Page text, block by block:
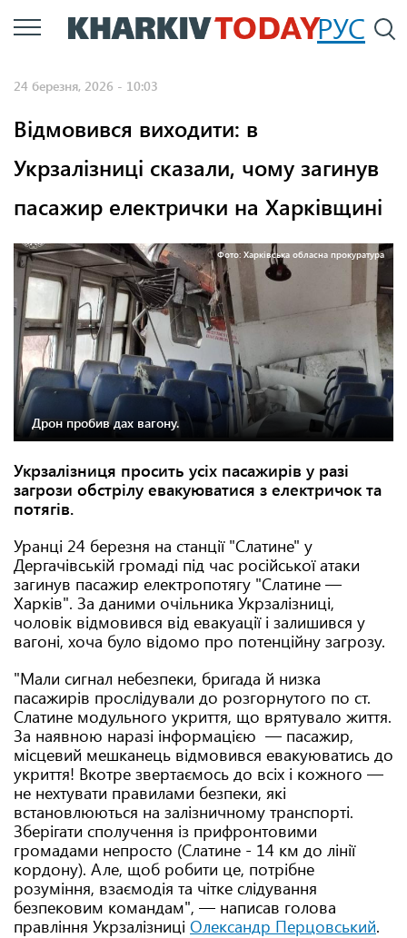
Перейти
до
РУС
24 березня, 2026 - 10:03
Відмовився виходити: в
Укрзалізниці сказали, чому загинув
пасажир електрички на Харківщині
Фото: Харківська обласна прокуратура
Дрон пробив дах вагону.
Укрзалізниця просить усіх пасажирів у разі
загрози обстрілу евакуюватися з електричок та
потягів.
Уранці 24 березня на станції "Слатине" у
Дергачівській громаді під час російської атаки
загинув пасажир електропотягу "Слатине —
Харків". За даними очільника Укрзалізниці,
чоловік відмовився від евакуації і залишився у
вагоні, хоча було відомо про потенційну загрозу.
"Мали сигнал небезпеки, бригада й низка
пасажирів прослідували до розгорнутого по ст.
Слатине модульного укриття, що врятувало життя.
За наявною наразі інформацією — пасажир,
місцевий мешканець відмовився евакуюватись до
укриття! Вкотре звертаємось до всіх і кожного —
не нехтувати правилами безпеки, які
встановлюються на залізничному транспорті.
Зберігати сполучення із прифронтовими
громадами непросто (Слатине - 14 км до лінії
кордону). Але, щоб робити це, потрібне
розуміння, взаємодія та чітке слідування
безпековим командам", — написав голова
правління Укрзалізниці Олександр Перцовський.